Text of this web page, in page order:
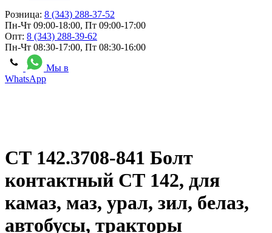
Розница: 8 (343) 288-37-52
Пн-Чт 09:00-18:00, Пт 09:00-17:00
Опт: 8 (343) 288-39-62
Пн-Чт 08:30-17:00, Пт 08:30-16:00
Мы в
WhatsApp
СТ 142.3708-841 Болт
контактный СТ 142, для
камаз, маз, урал, зил, белаз,
автобусы, тракторы